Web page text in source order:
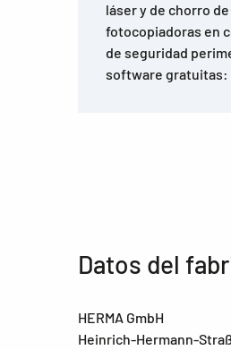
láser y de chorro
fotocopiadoras en
de seguridad
software
Datos del
HERMA GmbH
Heinrich-Hermann-